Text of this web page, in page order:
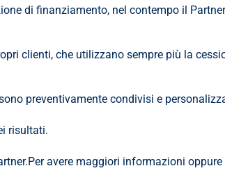
di finanziamento, nel contempo il
clienti, che utilizzano sempre più la
preventivamente condivisi e
risultati.
avere maggiori informazioni